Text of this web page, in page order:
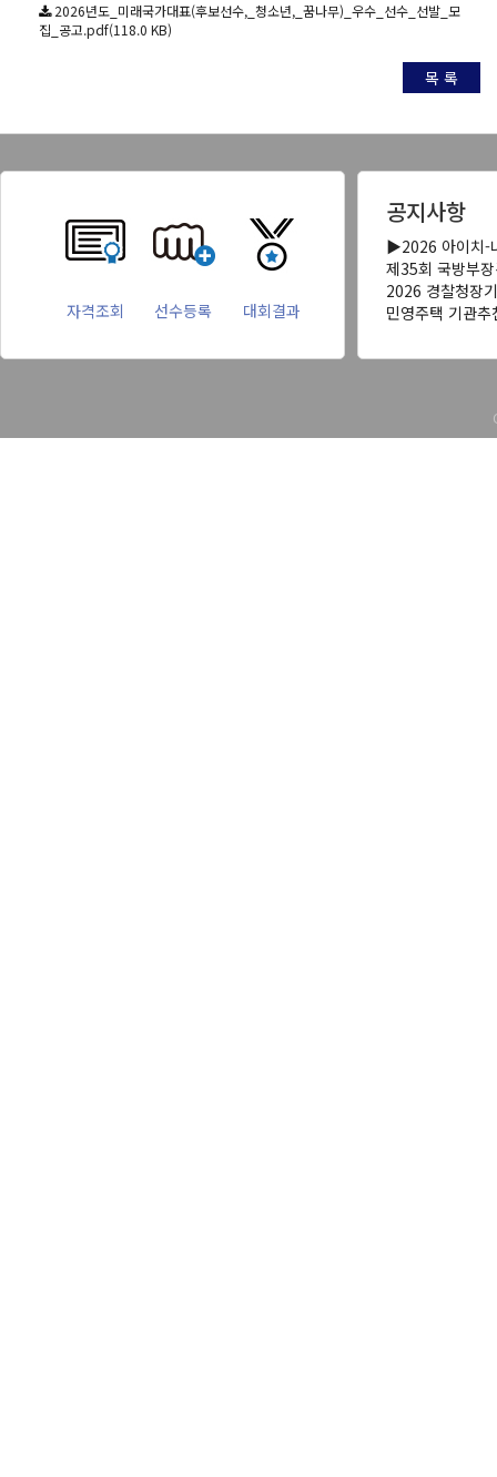
2026년도_미래국가대표(후보선수,_청소년,_꿈나무)_우수_선수_선발_모
집_공고.pdf(118.0 KB)
목 록
자격조회 선수등록 대회결과
공지사항
▶2026 아이치-
제35회 국방부
2026 경찰청장
민영주택 기관